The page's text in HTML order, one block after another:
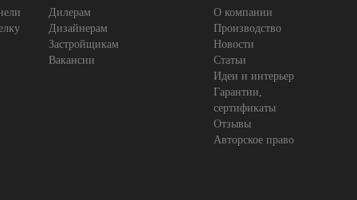
Дилерам
Дизайнерам
Застройщикам
Вакансии
О компании
Производство
Новости
Статьи
Идеи и интерьер
Гарантии,
сертификаты
Отзывы
Авторское право